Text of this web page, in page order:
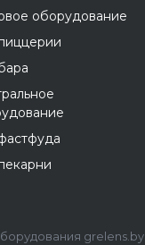
оборудование
grelens.by